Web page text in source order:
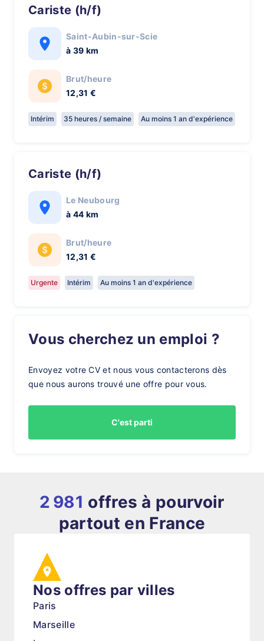
Cariste (h/f)
Saint-Aubin-sur-Scie
à 39 km
Brut/heure
12,31 €
Intérim 35 heures / semaine Au moins 1 an d'expérience
Cariste (h/f)
Le Neubourg
à 44 km
Brut/heure
12,31 €
Urgente Intérim Au moins 1 an d'expérience
Vous cherchez un emploi ?
Envoyez votre CV et nous vous contacterons dès
que nous aurons trouvé une offre pour vous.
C'est parti
2 981 offres à pourvoir
partout en France
Nos offres par villes
Paris
Marseille